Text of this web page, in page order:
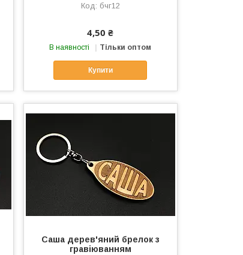
бчг12
4,50 ₴
В наявності Тільки оптом
Купити
Саша дерев'яний брелок з
гравіюванням